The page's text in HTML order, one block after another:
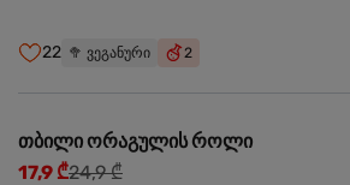
22 🥦 ვეგანური 2
თბილი ორაგულის როლი
17,9 ₾24,9 ₾